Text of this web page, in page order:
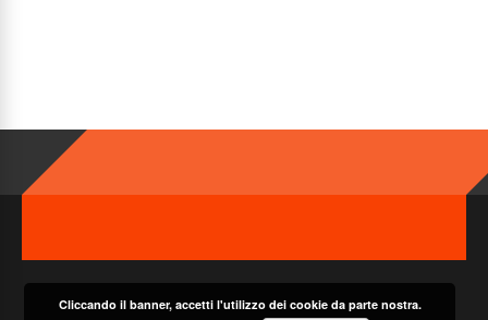
Cliccando il banner, accetti l'utilizzo dei cookie da parte nostra.